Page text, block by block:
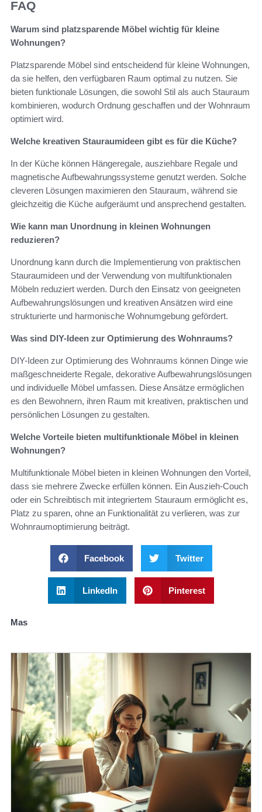
FAQ
Warum sind platzsparende Möbel wichtig für kleine
Wohnungen?
Platzsparende Möbel sind entscheidend für kleine Wohnungen,
da sie helfen, den verfügbaren Raum optimal zu nutzen. Sie
bieten funktionale Lösungen, die sowohl Stil als auch Stauraum
kombinieren, wodurch Ordnung geschaffen und der Wohnraum
optimiert wird.
Welche kreativen Stauraumideen gibt es für die Küche?
In der Küche können Hängeregale, ausziehbare Regale und
magnetische Aufbewahrungssysteme genutzt werden. Solche
cleveren Lösungen maximieren den Stauraum, während sie
gleichzeitig die Küche aufgeräumt und ansprechend gestalten.
Wie kann man Unordnung in kleinen Wohnungen
reduzieren?
Unordnung kann durch die Implementierung von praktischen
Stauraumideen und der Verwendung von multifunktionalen
Möbeln reduziert werden. Durch den Einsatz von geeigneten
Aufbewahrungslösungen und kreativen Ansätzen wird eine
strukturierte und harmonische Wohnumgebung gefördert.
Was sind DIY-Ideen zur Optimierung des Wohnraums?
DIY-Ideen zur Optimierung des Wohnraums können Dinge wie
maßgeschneiderte Regale, dekorative Aufbewahrungslösungen
und individuelle Möbel umfassen. Diese Ansätze ermöglichen
es den Bewohnern, ihren Raum mit kreativen, praktischen und
persönlichen Lösungen zu gestalten.
Welche Vorteile bieten multifunktionale Möbel in kleinen
Wohnungen?
Multifunktionale Möbel bieten in kleinen Wohnungen den Vorteil,
dass sie mehrere Zwecke erfüllen können. Ein Auszieh-Couch
oder ein Schreibtisch mit integriertem Stauraum ermöglicht es,
Platz zu sparen, ohne an Funktionalität zu verlieren, was zur
Wohnraumoptimierung beiträgt.
Facebook Twitter
LinkedIn Pinterest
Mas